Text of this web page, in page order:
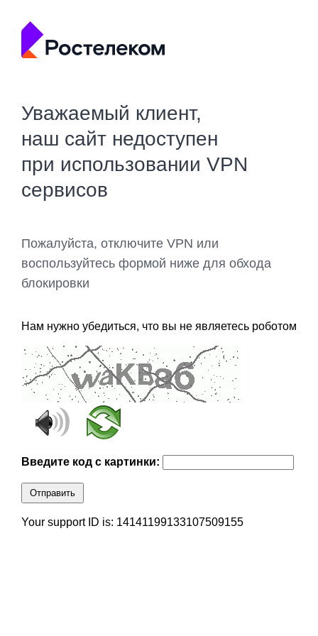
Уважаемый клиент,
наш сайт недоступен
при использовании VPN
сервисов
Пожалуйста, отключите VPN или
воспользуйтесь формой ниже для обхода
блокировки
Нам нужно убедиться, что вы не являетесь роботом
Введите код с картинки:
Отправить
Your support ID is: 14141199133107509155